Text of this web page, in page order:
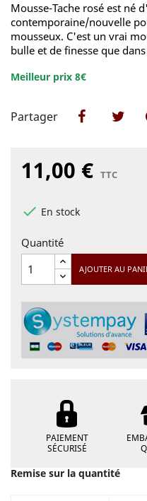
Mousse-Tache rosé est né
contemporaine/nouvelle
mousseux. C'est un vrai
bulle et de finesse que
Meilleur prix 8€
Partager Partager
11,00 € TTC
 En stock
Quantité
AJOUTER AU
PAIEMENT
SÉCURISÉ
Remise sur la quantité